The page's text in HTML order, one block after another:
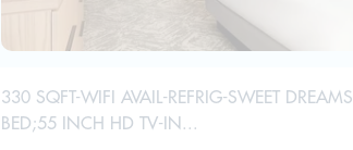
330 SQFT-WIFI AVAIL-REFRIG-SWEET DREAMS
BED;55 INCH HD TV-IN...